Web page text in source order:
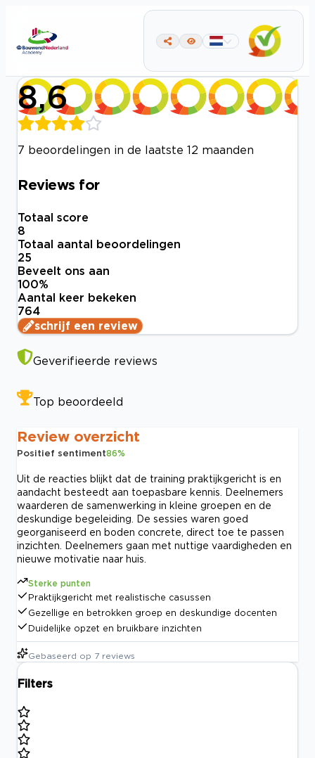
8,6
7 beoordelingen in de laatste 12 maanden
Reviews for
Totaal score
8
Totaal aantal beoordelingen
25
Beveelt ons aan
100%
Aantal keer bekeken
764
schrijf een review
Geverifieerde reviews
Top beoordeeld
Review overzicht
Positief sentiment86%
Uit de reacties blijkt dat de training praktijkgericht is en
aandacht besteedt aan toepasbare kennis. Deelnemers
waarderen de samenwerking in kleine groepen en de
deskundige begeleiding. De sessies waren goed
georganiseerd en boden concrete, direct toe te passen
inzichten. Deelnemers gaan met nuttige vaardigheden en
nieuwe motivatie naar huis.
Sterke punten
Praktijkgericht met realistische casussen
Gezellige en betrokken groep en deskundige docenten
Duidelijke opzet en bruikbare inzichten
Gebaseerd op 7 reviews
Filters